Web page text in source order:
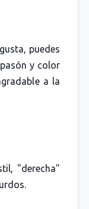
puedes
y color
a la
"derecha"